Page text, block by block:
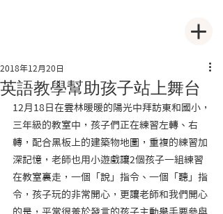
英語教學幫助孩子站上舞台
2018年12月20日
12月18日在雲林暖暖的陽光中拜訪東和國小，
三年級的教室中，孩子們正在練習左轉、右
轉，配合黑板上的建築物地圖，重複的練習加
深記憶，老師也用小遊戲讓2個孩子一組練習
在教室裏走，一個「說」指令、一個「聽」指
令，孩子玩的非常開心，更讓老師和我們開心
的是，平常很羞於發言的孩子主動舉手要參與